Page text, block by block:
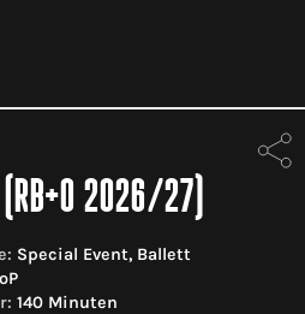
(RB+O 2026/27)
Special Event, Ballett
oP
140 Minuten